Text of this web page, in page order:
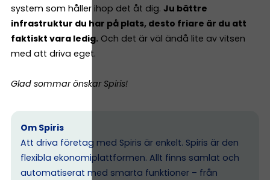
system som håller ihop det åt dig. Ju bättre
infrastruktur du har på plats, desto friare är du att
faktiskt vara ledig. Och det är väl ändå lite av vitsen
med att driva eget.
Glad sommar önskar Spiris!
Om Spiris
Att driva företag med Spiris är enkelt. Spiris är den
flexibla ekonomiplattformen. Allt finns samlat och
automatiserat med smarta funktioner – från